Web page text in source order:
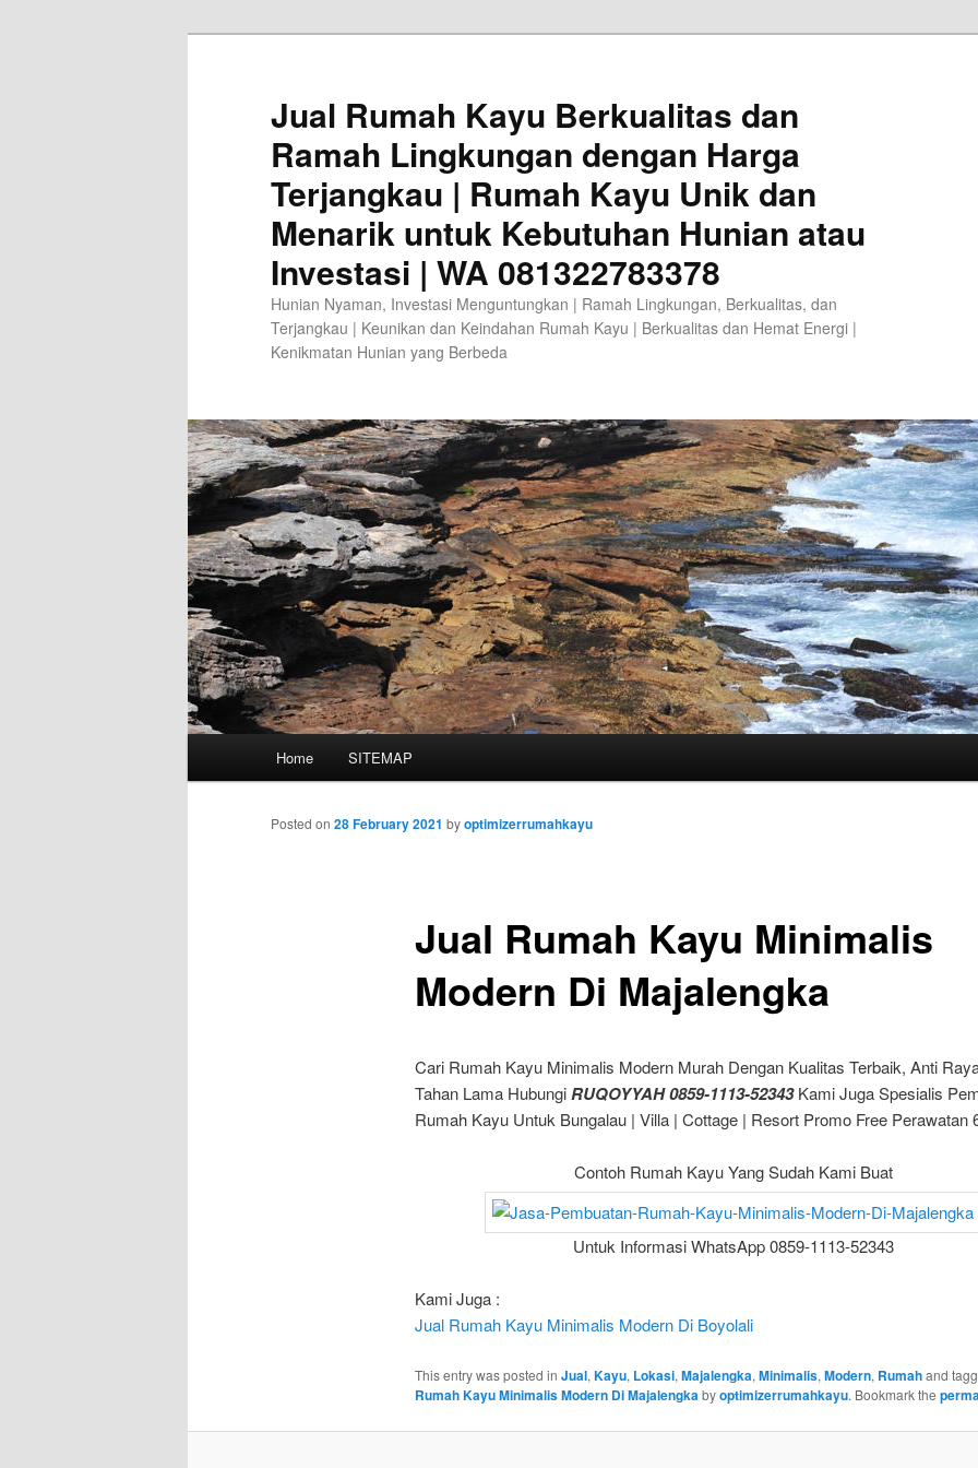
Jual Rumah Kayu Berkualitas dan
Ramah Lingkungan dengan Harga
Terjangkau | Rumah Kayu Unik dan
Menarik untuk Kebutuhan Hunian atau
Investasi | WA 081322783378
Hunian Nyaman, Investasi Menguntungkan | Ramah Lingkungan, Berkualitas, dan
Terjangkau | Keunikan dan Keindahan Rumah Kayu | Berkualitas dan Hemat Energi |
Kenikmatan Hunian yang Berbeda
Skip
to
Home SITEMAP
Jual Rumah Kayu Minimalis
Modern Di Majalengka
Posted on 28 February 2021 byoptimizerrumahkayu
Cari Rumah Kayu Minimalis Modern Murah Dengan Kualitas Terbaik, Anti
Tahan Lama HubungiRUQOYYAH 0859-1113-52343Kami Juga Spesialis
Rumah Kayu Untuk Bungalau | Villa | Cottage | Resort Promo Free Perawatan
Contoh Rumah Kayu Yang Sudah Kami Buat
Untuk Informasi WhatsApp 0859-1113-52343
Kami Juga :
Jual Rumah Kayu Minimalis Modern Di Boyolali
This entry was posted in Jual, Kayu, Lokasi, Majalengka, Minimalis, Modern, Rumahand
Rumah Kayu Minimalis Modern Di Majalengkabyoptimizerrumahkayu. Bookmark the